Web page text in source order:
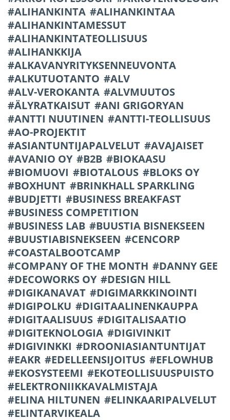
ALIHANKINTA
ALIHANKINTAA
ALIHANKINTAMESSUT
ALIHANKINTATEOLLISUUS
ALIHANKKIJA
ALKAVANYRITYKSENNEUVONTA
ALKUTUOTANTO
ALV
ALV-VEROKANTA
ALVMUUTOS
ÄLYRATKAISUT
ANI GRIGORYAN
ANTTI NUUTINEN
ANTTI-TEOLLISUUS
AO-PROJEKTIT
ASIANTUNTIJAPALVELUT
AVAJAISET
AVANIO OY
B2B
BIOKAASU
BIOMUOVI
BIOTALOUS
BLOKS OY
BOXHUNT
BRINKHALL SPARKLING
BUDJETTI
BUSINESS BREAKFAST
BUSINESS COMPETITION
BUSINESS LAB
BUUSTIA BISNEKSEEN
BUUSTIABISNEKSEEN
CENCORP
COASTALBOOTCAMP
COMPANY OF THE MONTH
DANNY GEE
DECOWORKS OY
DESIGN HILL
DIGIKANAVAT
DIGIMARKKINOINTI
DIGIPOLKU
DIGITAALINENKAUPPA
DIGITAALISUUS
DIGITALISAATIO
DIGITEKNOLOGIA
DIGIVINKIT
DIGIVINKKI
DROONIASIANTUNTIJAT
EAKR
EDELLEENSIJOITUS
EFLOWHUB
EKOSYSTEEMI
EKOTEOLLISUUSPUISTO
ELEKTRONIIKKAVALMISTAJA
ELINA HILTUNEN
ELINKAARIPALVELUT
ELINTARVIKEALA